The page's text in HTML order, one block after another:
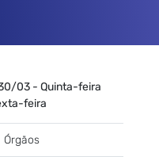
03 - Quinta-feira
feira
Órgãos